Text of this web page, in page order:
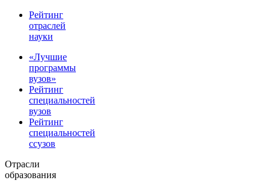
Рейтинг
отраслей
науки
«Лучшие
программы
вузов»
Рейтинг
специальностей
вузов
Рейтинг
специальностей
ссузов
Отрасли
образования